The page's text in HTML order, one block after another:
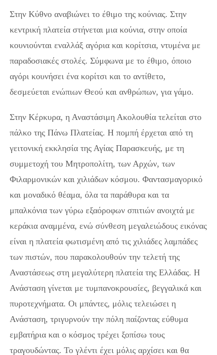
Στην Κύθνο αναβιώνει το έθιμο της κούνιας. Στην
κεντρική πλατεία στήνεται μια κούνια, στην οποία
κουνιούνται εναλλάξ αγόρια και κορίτσια, ντυμένα με
παραδοσιακές στολές. Σύμφωνα με το έθιμο, όποιο
αγόρι κουνήσει ένα κορίτσι και το αντίθετο,
δεσμεύεται ενώπιων Θεού και ανθρώπων, για γάμο.
Στην Κέρκυρα, η Αναστάσιμη Ακολουθία τελείται στο
πάλκο της Πάνω Πλατείας. Η πομπή έρχεται από τη
γειτονική εκκλησία της Αγίας Παρασκευής, με τη
συμμετοχή του Μητροπολίτη, των Αρχών, των
Φιλαρμονικών και χιλιάδων κόσμου. Φαντασμαγορικό
και μοναδικό θέαμα, όλα τα παράθυρα και τα
μπαλκόνια των γύρω εξαόροφων σπιτιών ανοιχτά με
κεράκια αναμμένα, ενώ σύνθεση μεγαλειώδους εικόνας
είναι η πλατεία φωτισμένη από τις χιλιάδες λαμπάδες
των πιστών, που παρακολουθούν την τελετή της
Αναστάσεως στη μεγαλύτερη πλατεία της Ελλάδας. Η
Ανάσταση γίνεται με τυμπανοκρουσίες, βεγγαλικά και
πυροτεχνήματα. Οι μπάντες, μόλις τελειώσει η
Ανάσταση, τριγυρνούν την πόλη παίζοντας εύθυμα
εμβατήρια και ο κόσμος τρέχει ξοπίσω τους
τραγουδώντας. Το γλέντι έχει μόλις αρχίσει και θα